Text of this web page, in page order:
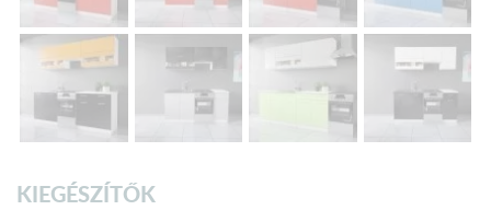
KIEGÉSZÍTŐK